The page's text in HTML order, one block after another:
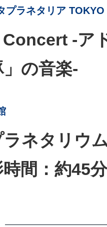
プラネタリア TOKYO
-ア
の音楽-
ネタリウ
間：約45